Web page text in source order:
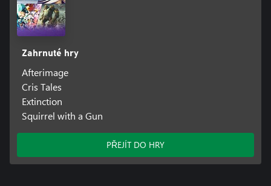
Zahrnuté hry
Afterimage
Cris Tales
Extinction
Squirrel with a Gun
PŘEJÍT DO HRY